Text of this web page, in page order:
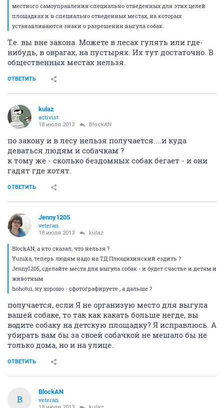
местного самоуправления специально отведенных для этих целей
площадках и в специально отведенных местах, на которых
устанавливаются знаки о разрешении выгула собак.
Т.е. вы вне закона. Можете в лесах гулять или где-
нибудь, в оврагах, на пустырях. Их тут достаточно. В
общественных местах нельзя.
ОТВЕТИТЬ
kulaz
activist
18 июля 2013 BlockAN
по закону и в лесу нельзя получается....и куда
деваться людям и собачкам ?
к тому же - сколько бездомных собак бегает - и они
гадят где хотят.
ОТВЕТИТЬ
Jenny1205
veteran
18 июля 2013 kulaz
BlockAN, а кто сказал, что нельзя ?
Yunika, теперь людям надо на ТД Плющихинский ездить ?
Jenny1205, сделайте места для выгула собак - и будет счастье и детям и
животным
hohotui, ну хорошо - сфотографируете , а дальше ?
получается, если Я не организую место для выгула
вашей собаке, то так как какать больше негде, вы
водите собаку на детскую площадку? Я исправлюсь. А
убирать вам бы за своей собачкой не мешало бы не
только дома, но и на улице.
ОТВЕТИТЬ
B
BlockAN
veteran